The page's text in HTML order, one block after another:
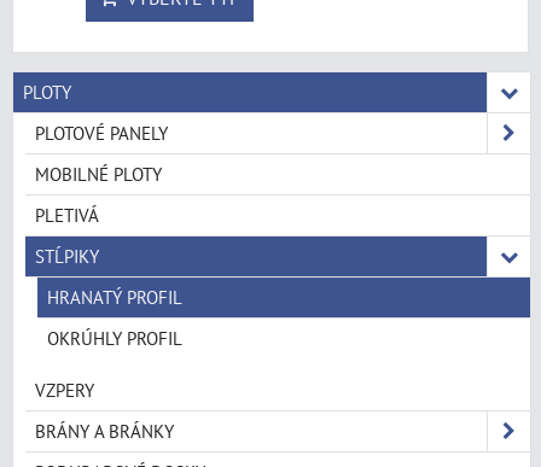
PLOTY
PLOTOVÉ PANELY
MOBILNÉ PLOTY
PLETIVÁ
STĹPIKY
HRANATÝ PROFIL
OKRÚHLY PROFIL
VZPERY
BRÁNY A BRÁNKY